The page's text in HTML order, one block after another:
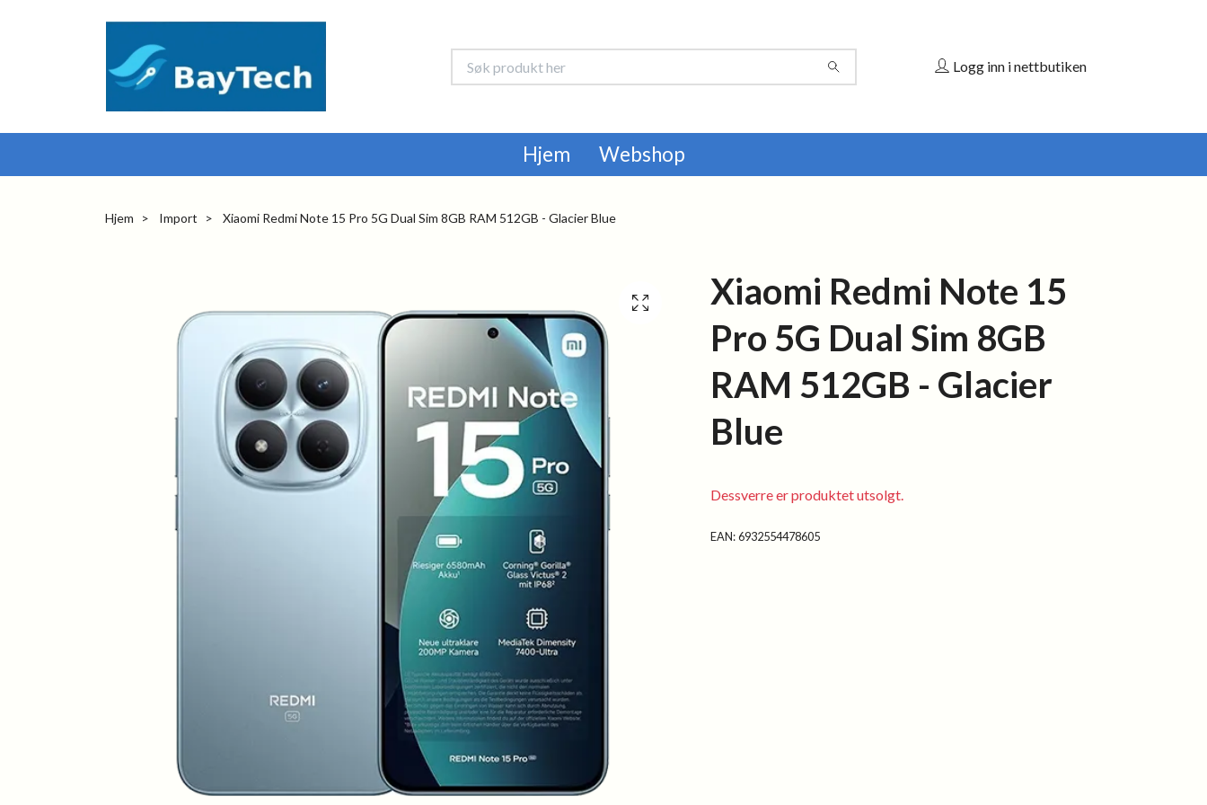
Logg inn i nettbutiken
Hjem Webshop
Hjem Import Xiaomi Redmi Note 15 Pro 5G Dual Sim 8GB RAM 512GB - Glacier Blue
Xiaomi Redmi Note 15
Pro 5G Dual Sim 8GB
RAM 512GB - Glacier
Blue
Dessverre er produktet utsolgt.
EAN:6932554478605